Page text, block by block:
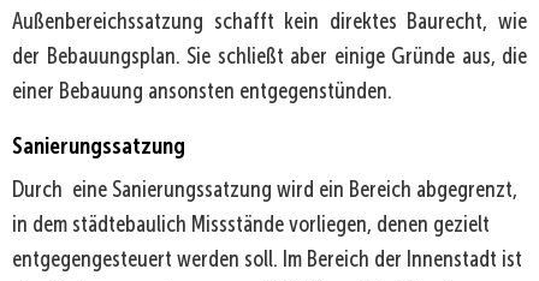
Außenbereichssatzung schafft kein direktes Baurecht, wie
der Bebauungsplan. Sie schließt aber einige Gründe aus, die
einer Bebauung ansonsten entgegenstünden.
Sanierungssatzung
Durch eine Sanierungssatzung wird ein Bereich abgegrenzt,
in dem städtebaulich Missstände vorliegen, denen gezielt
entgegengesteuert werden soll. Im Bereich der Innenstadt ist